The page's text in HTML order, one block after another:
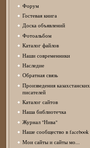
Форум
Гостевая книга
Доска объявлений
Фотоальбом
Каталог файлов
Наши современники
Наследие
Обратная связь
Произведения казахстанских
писателей
Каталог сайтов
Наша библиотечка
Журнал "Нива"
Наше сообщество в facebook
Мои сайты и сайты мо...